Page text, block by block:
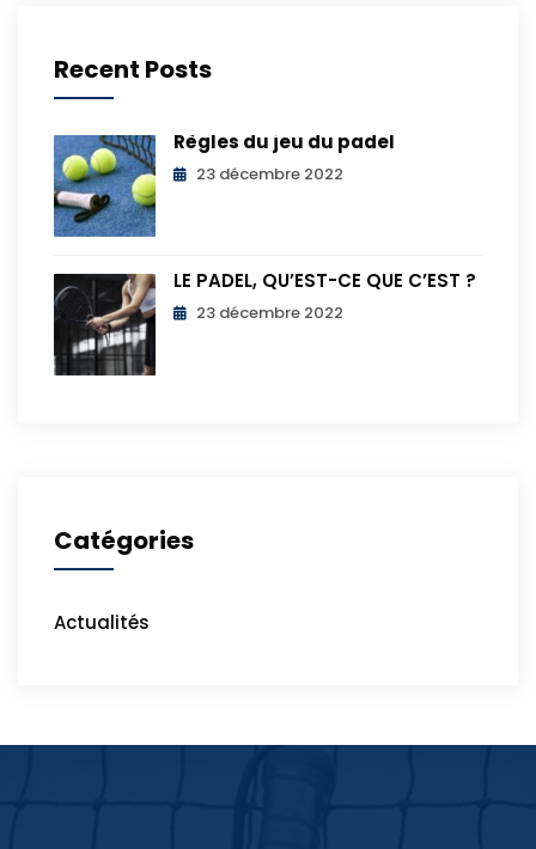
Recent Posts
Règles du jeu du padel
23 décembre 2022
LE PADEL, QU’EST-CE QUE C’EST ?
23 décembre 2022
Catégories
Actualités